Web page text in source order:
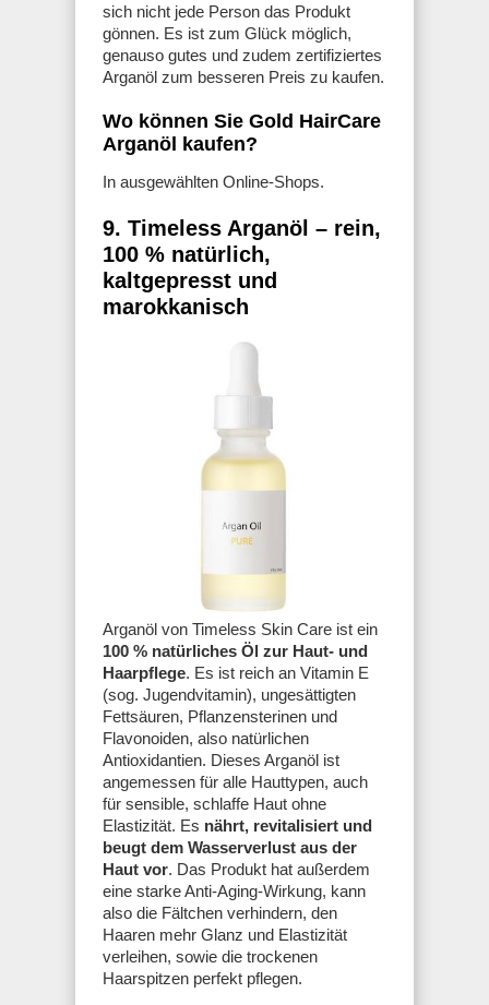
sich nicht jede Person das Produkt
gönnen. Es ist zum Glück möglich,
genauso gutes und zudem zertifiziertes
Arganöl zum besseren Preis zu kaufen.
Wo können Sie Gold HairCare
Arganöl kaufen?
In ausgewählten Online-Shops.
9. Timeless Arganöl – rein,
100 % natürlich,
kaltgepresst und
marokkanisch
Arganöl von Timeless Skin Care ist ein
100 % natürliches Öl zur Haut- und
Haarpflege. Es ist reich an Vitamin E
(sog. Jugendvitamin), ungesättigten
Fettsäuren, Pflanzensterinen und
Flavonoiden, also natürlichen
Antioxidantien. Dieses Arganöl ist
angemessen für alle Hauttypen, auch
für sensible, schlaffe Haut ohne
Elastizität. Es nährt, revitalisiert und
beugt dem Wasserverlust aus der
Haut vor. Das Produkt hat außerdem
eine starke Anti-Aging-Wirkung, kann
also die Fältchen verhindern, den
Haaren mehr Glanz und Elastizität
verleihen, sowie die trockenen
Haarspitzen perfekt pflegen.